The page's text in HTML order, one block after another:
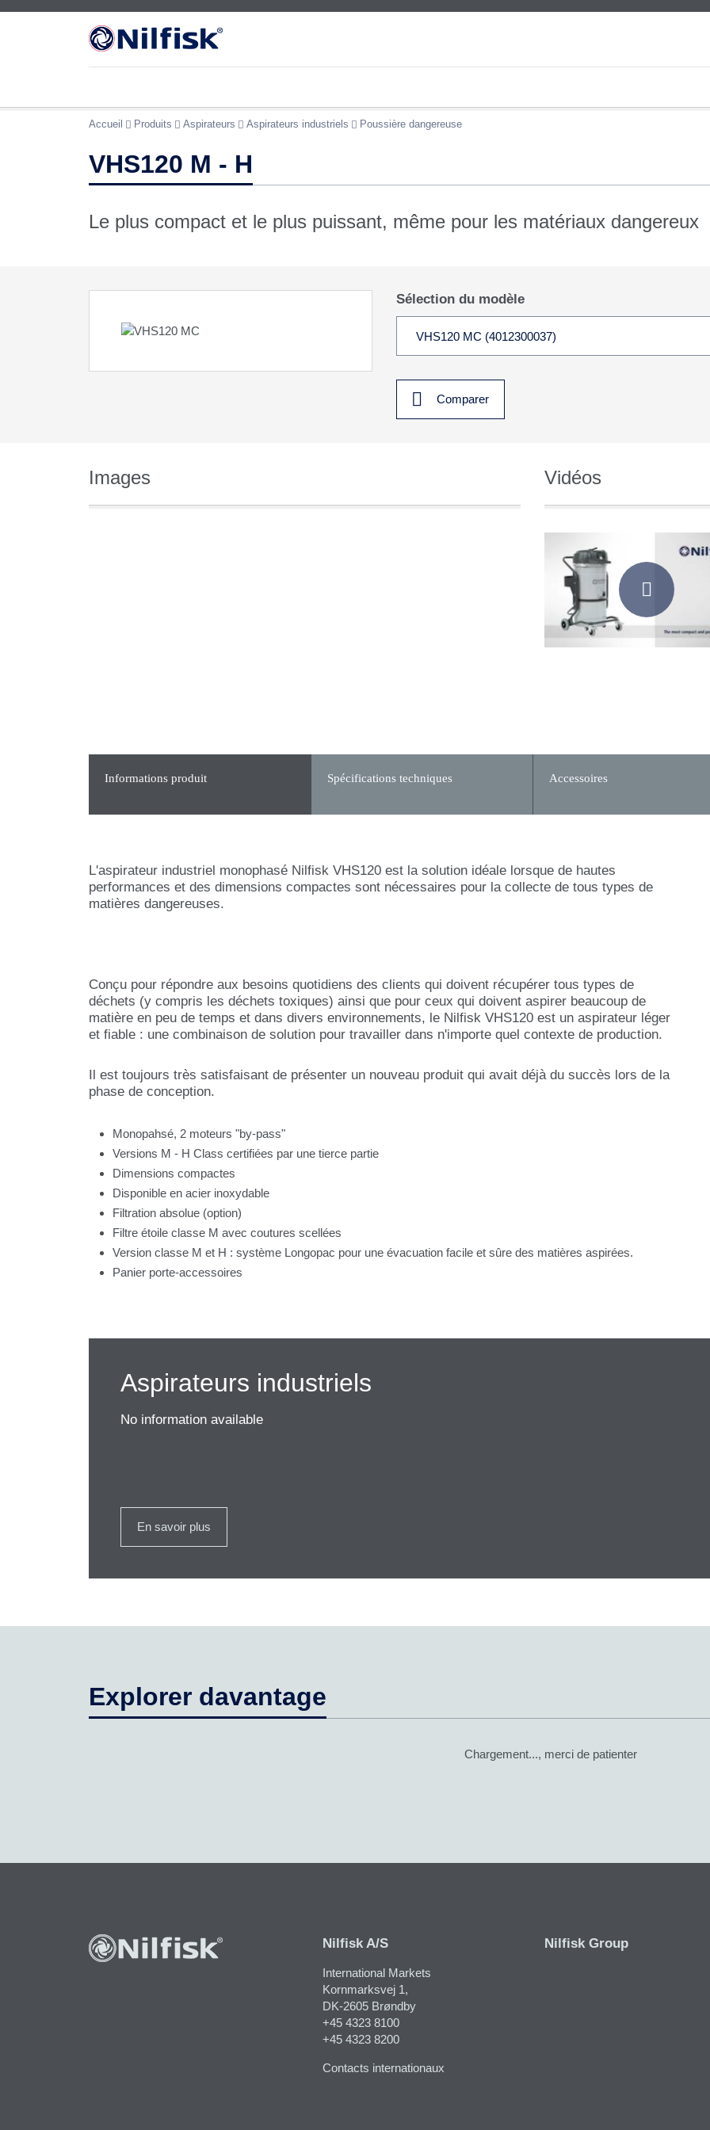
Accueil Produits Aspirateurs Aspirateurs industriels Poussière dangereuse
VHS120 M - H
Le plus compact et le plus puissant, même pour les matériaux dangereux
Sélection du modèle
Comparer
Images Vidéos

Informations produit Spécifications techniques Accessoires
L'aspirateur industriel monophasé Nilfisk VHS120 est la solution idéale lorsque de hautes
performances et des dimensions compactes sont nécessaires pour la collecte de tous types de
matières dangereuses.
Conçu pour répondre aux besoins quotidiens des clients qui doivent récupérer tous types de
déchets (y compris les déchets toxiques) ainsi que pour ceux qui doivent aspirer beaucoup de
matière en peu de temps et dans divers environnements, le Nilfisk VHS120 est un aspirateur léger
et fiable : une combinaison de solution pour travailler dans n'importe quel contexte de production.
Il est toujours très satisfaisant de présenter un nouveau produit qui avait déjà du succès lors de la
phase de conception.
Monopahsé, 2 moteurs "by-pass"
Versions M - H Class certifiées par une tierce partie
Dimensions compactes
Disponible en acier inoxydable
Filtration absolue (option)
Filtre étoile classe M avec coutures scellées
Version classe M et H : système Longopac pour une évacuation facile et sûre des matières aspirées.
Panier porte-accessoires
Aspirateurs industriels
No information available
En savoir plus
Explorer davantage
Chargement..., merci de patienter
Nilfisk A/S
International Markets
Kornmarksvej 1​,
DK-2605 Brøndby
+45 4323 8100
+45 4323 8200
Contacts internationaux
Nilfisk Group